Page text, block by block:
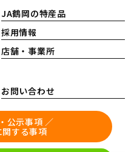
JA鶴岡の特産品
採用情報
店舗・事業所
お問い合わせ
公示事項 ／
する事項